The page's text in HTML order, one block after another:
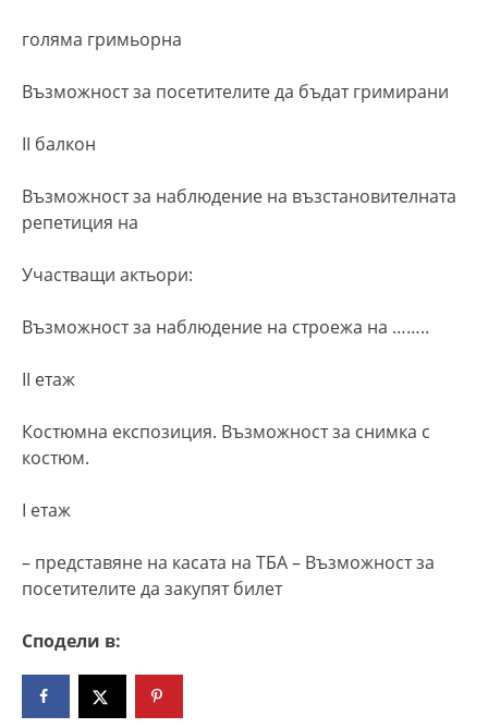
голяма гримьорна
Възможност за посетителите да бъдат гримирани
ІІ балкон
Възможност за наблюдение на възстановителната
репетиция на
Участващи актьори:
Възможност за наблюдение на строежа на ……..
ІІ етаж
Костюмна експозиция. Възможност за снимка с
костюм.
І етаж
– представяне на касата на ТБА – Възможност за
посетителите да закупят билет
Сподели в: